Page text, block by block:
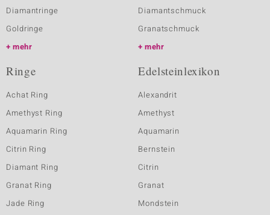
Diamantringe
Goldringe
mehr
Diamantschmuck
Granatschmuck
mehr
Ringe
Achat Ring
Amethyst Ring
Aquamarin Ring
Citrin Ring
Diamant Ring
Granat Ring
Jade Ring
Edelsteinlexikon
Alexandrit
Amethyst
Aquamarin
Bernstein
Citrin
Granat
Mondstein